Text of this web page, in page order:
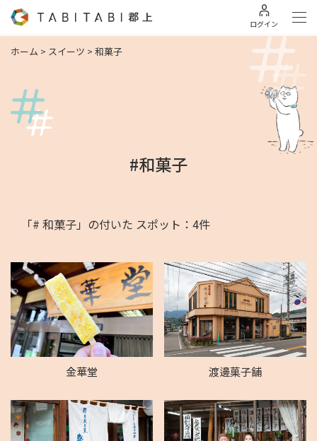
ログイン
ホーム > スイーツ > 和菓子
#和菓子
「# 和菓子」の付いた スポット：4件
金華堂 渡邊菓子舗